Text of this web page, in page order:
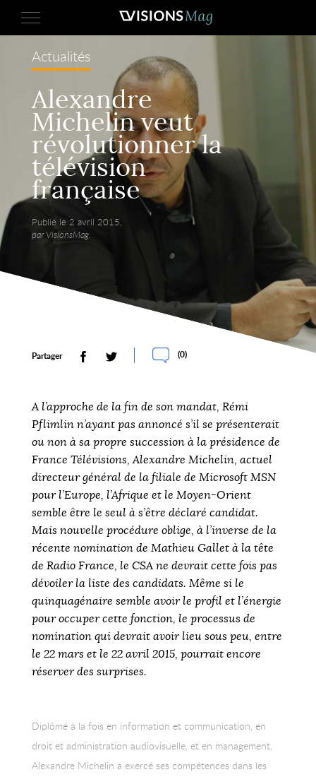
Actualités
Alexandre
Michelin veut
révolutionner la
télévision
française
Publié le 2 avril 2015,
par VisionsMag.
Partager (0)
A l’approche de la fin de son mandat, Rémi
Pflimlin n’ayant pas annoncé s’il se présenterait
ou non à sa propre succession à la présidence de
France Télévisions, Alexandre Michelin, actuel
directeur général de la filiale de Microsoft MSN
pour l’Europe, l’Afrique et le Moyen-Orient
semble être le seul à s’être déclaré candidat.
Mais nouvelle procédure oblige, à l’inverse de la
récente nomination de Mathieu Gallet à la tête
de Radio France, le CSA ne devrait cette fois pas
dévoiler la liste des candidats. Même si le
quinquagénaire semble avoir le profil et l’énergie
pour occuper cette fonction, le processus de
nomination qui devrait avoir lieu sous peu, entre
le 22 mars et le 22 avril 2015, pourrait encore
réserver des surprises.
Diplômé à la fois en information et communication, en
droit et administration audiovisuelle, et en management,
Alexandre Michelin a exercé ses compétences dans les